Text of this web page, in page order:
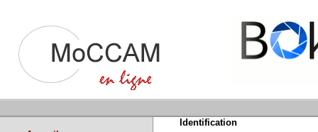
Identification